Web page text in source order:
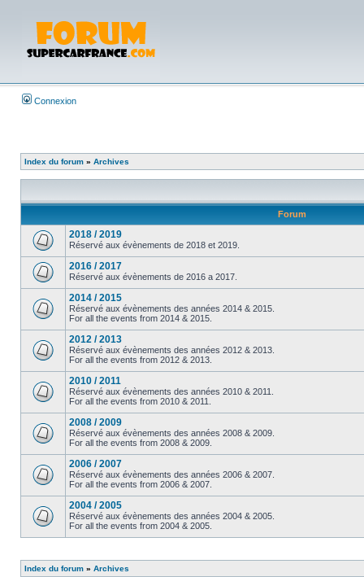
Connexion
Index du forum » Archives
Forum
2018 / 2019
Réservé aux évènements de 2018 et 2019.
2016 / 2017
Réservé aux évènements de 2016 a 2017.
2014 / 2015
Réservé aux évènements des années 2014 & 2015.
For all the events from 2014 & 2015.
2012 / 2013
Réservé aux évènements des années 2012 & 2013.
For all the events from 2012 & 2013.
2010 / 2011
Réservé aux évènements des années 2010 & 2011.
For all the events from 2010 & 2011.
2008 / 2009
Réservé aux évènements des années 2008 & 2009.
For all the events from 2008 & 2009.
2006 / 2007
Réservé aux évènements des années 2006 & 2007.
For all the events from 2006 & 2007.
2004 / 2005
Réservé aux évènements des années 2004 & 2005.
For all the events from 2004 & 2005.
Index du forum » Archives